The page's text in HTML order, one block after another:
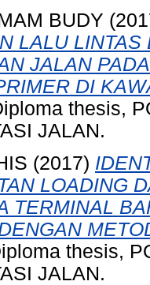
BUDY
LALU LINTAS
JALAN
DI
thesis,
JALAN.
(2017)
LOADING
TERMINAL
thesis,
JALAN.